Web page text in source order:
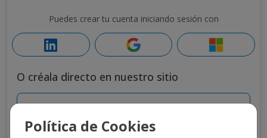
Puedes crear tu cuenta iniciando sesión con
O créala directo en nuestro sitio
Escribe tu nombre
Escribe tus apellidos
Política de Cookies